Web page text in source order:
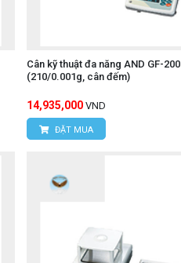
Cân kỹ thuật đa năng AND GF-200
(210/0.001g, cân đếm)
14,935,000 VND
ĐẶT MUA